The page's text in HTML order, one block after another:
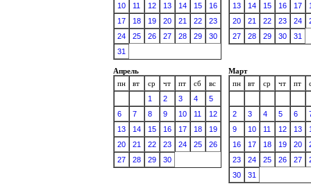
10
11 12 13 14 15
16
17
18 19 20 21 22
23
24
25 26 27 28 29
30
31
13
14 15 16 17
20
21 22 23 24
27
28 29 30 31
Апрель
пн
вт ср чт пт сб
вс
1
2 3 4
5
6
7 8 9 10 11
12
13
14 15 16 17 18
19
20
21 22 23 24 25
26
27
28 29 30
Март
пн
вт ср чт пт
2 3 4 5 6
9
10 11 12 13
16
17 18 19 20
23
24 25 26 27
30
31